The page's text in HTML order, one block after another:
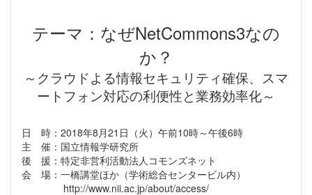
テーマ：なぜNetCommons3なの
か？
～クラウドよる情報セキュリティ確保、スマ
ートフォン対応の利便性と業務効率化～
日 時：2018年8月21日（火）午前10時～午後6時
主 催：国立情報学研究所
後 援：特定非営利活動法人コモンズネット
会 場：一橋講堂ほか（学術総合センタービル内）
http://www.nii.ac.jp/about/access/